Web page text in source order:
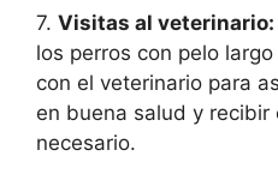
7. Visitas al veterinario:
los perros con pelo
con el veterinario para
en buena salud y
necesario.